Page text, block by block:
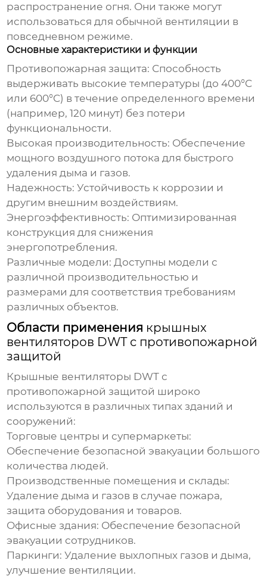
распространение огня. Они также могут
использоваться для обычной вентиляции в
повседневном режиме.
Основные характеристики и функции
Противопожарная защита: Способность
выдерживать высокие температуры (до 400°C
или 600°C) в течение определенного времени
(например, 120 минут) без потери
функциональности.
Высокая производительность: Обеспечение
мощного воздушного потока для быстрого
удаления дыма и газов.
Надежность: Устойчивость к коррозии и
другим внешним воздействиям.
Энергоэффективность: Оптимизированная
конструкция для снижения
энергопотребления.
Различные модели: Доступны модели с
различной производительностью и
размерами для соответствия требованиям
различных объектов.
Области применения крышных
вентиляторов DWT с противопожарной
защитой
Крышные вентиляторы DWT с
противопожарной защитой широко
используются в различных типах зданий и
сооружений:
Торговые центры и супермаркеты:
Обеспечение безопасной эвакуации большого
количества людей.
Производственные помещения и склады:
Удаление дыма и газов в случае пожара,
защита оборудования и товаров.
Офисные здания: Обеспечение безопасной
эвакуации сотрудников.
Паркинги: Удаление выхлопных газов и дыма,
улучшение вентиляции.